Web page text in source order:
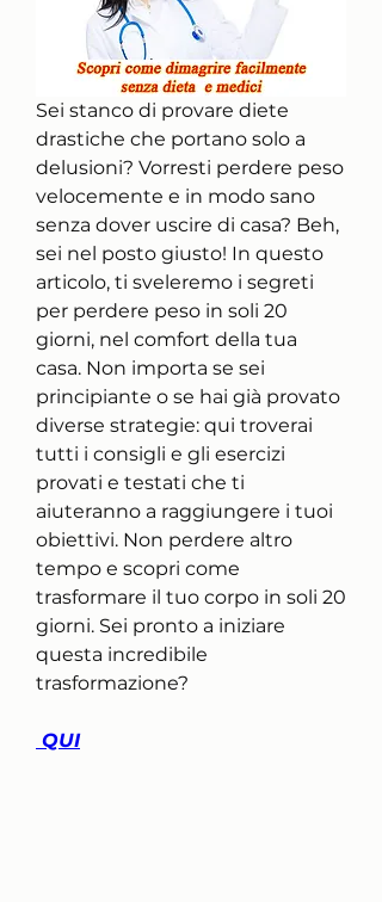
Sei stanco di provare diete
drastiche che portano solo a
delusioni? Vorresti perdere peso
velocemente e in modo sano
senza dover uscire di casa? Beh,
sei nel posto giusto! In questo
articolo, ti sveleremo i segreti
per perdere peso in soli 20
giorni, nel comfort della tua
casa. Non importa se sei
principiante o se hai già provato
diverse strategie: qui troverai
tutti i consigli e gli esercizi
provati e testati che ti
aiuteranno a raggiungere i tuoi
obiettivi. Non perdere altro
tempo e scopri come
trasformare il tuo corpo in soli 20
giorni. Sei pronto a iniziare
questa incredibile
trasformazione?
QUI